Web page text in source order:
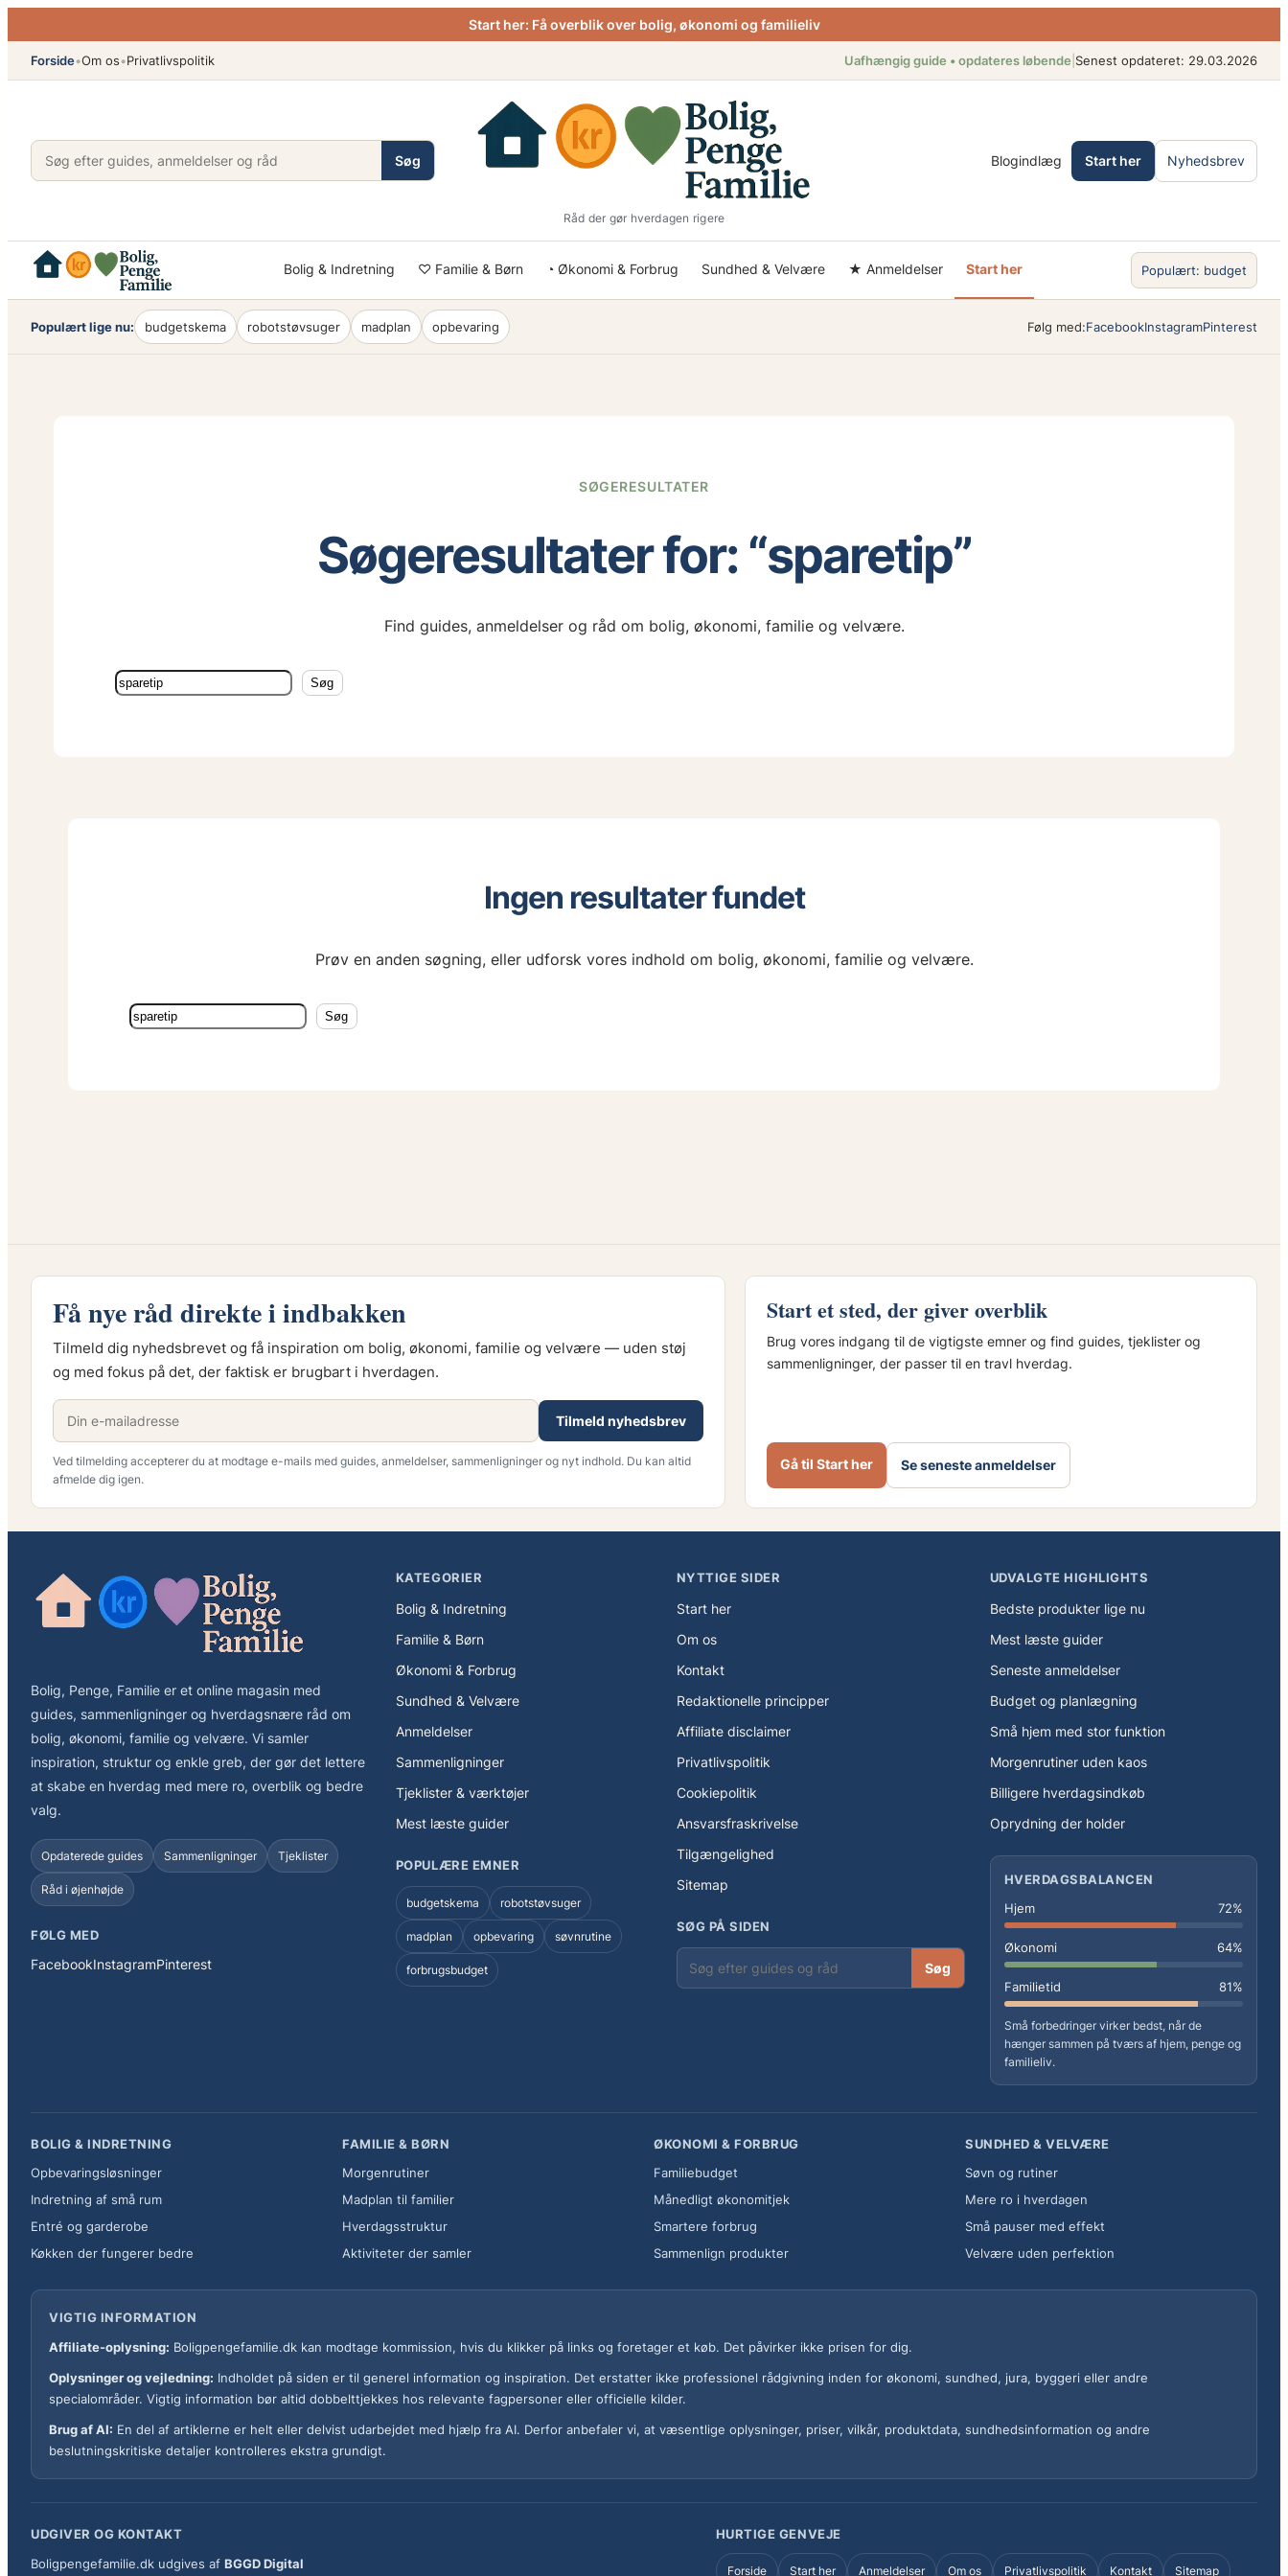
til
indhold
Start her: Få overblik over bolig, økonomi og familieliv
Forside•Om os•Privatlivspolitik Uafhængig guide • opdateres løbende Senest opdateret: 29.03.2026
Søg
Råd der gør hverdagen rigere
Blogindlæg Start her Nyhedsbrev
Bolig & Indretning ♡ Familie & Børn ◔ Økonomi & Forbrug Sundhed & Velvære ★ Anmeldelser Start her Populært: budget
Populært lige nu: budgetskema robotstøvsuger madplan opbevaring Følg med:FacebookInstagramPinterest
SØGERESULTATER
Søgeresultater for: “sparetip”
Find guides, anmeldelser og råd om bolig, økonomi, familie og velvære.
Søg Søg
Ingen resultater fundet
Prøv en anden søgning, eller udforsk vores indhold om bolig, økonomi, familie og velvære.
Søg Søg
Få nye råd direkte i indbakken
Tilmeld dig nyhedsbrevet og få inspiration om bolig, økonomi, familie og velvære — uden støj
og med fokus på det, der faktisk er brugbart i hverdagen.
Tilmeld nyhedsbrev
Ved tilmelding accepterer du at modtage e-mails med guides, anmeldelser, sammenligninger og nyt indhold. Du kan altid
afmelde dig igen.
Start et sted, der giver overblik
Brug vores indgang til de vigtigste emner og find guides, tjeklister og
sammenligninger, der passer til en travl hverdag.
Gå til Start her Se seneste anmeldelser
Bolig, Penge, Familie er et online magasin med
guides, sammenligninger og hverdagsnære råd om
bolig, økonomi, familie og velvære. Vi samler
inspiration, struktur og enkle greb, der gør det lettere
at skabe en hverdag med mere ro, overblik og bedre
valg.
Opdaterede guides Sammenligninger Tjeklister
Råd i øjenhøjde
FØLG MED
FacebookInstagramPinterest
KATEGORIER
Bolig & Indretning
Familie & Børn
Økonomi & Forbrug
Sundhed & Velvære
Anmeldelser
Sammenligninger
Tjeklister & værktøjer
Mest læste guider
POPULÆRE EMNER
budgetskema robotstøvsuger
madplan opbevaring søvnrutine
forbrugsbudget
NYTTIGE SIDER
Start her
Om os
Kontakt
Redaktionelle principper
Affiliate disclaimer
Privatlivspolitik
Cookiepolitik
Ansvarsfraskrivelse
Tilgængelighed
Sitemap
SØG PÅ SIDEN
Søg
UDVALGTE HIGHLIGHTS
Bedste produkter lige nu
Mest læste guider
Seneste anmeldelser
Budget og planlægning
Små hjem med stor funktion
Morgenrutiner uden kaos
Billigere hverdagsindkøb
Oprydning der holder
HVERDAGSBALANCEN
Hjem
72%
Økonomi 64%
Familietid 81%
Små forbedringer virker bedst, når de
hænger sammen på tværs af hjem, penge og
familieliv.
BOLIG & INDRETNING
Opbevaringsløsninger
Indretning af små rum
Entré og garderobe
Køkken der fungerer bedre
FAMILIE & BØRN
Morgenrutiner
Madplan til familier
Hverdagsstruktur
Aktiviteter der samler
ØKONOMI & FORBRUG
Familiebudget
Månedligt økonomitjek
Smartere forbrug
Sammenlign produkter
SUNDHED & VELVÆRE
Søvn og rutiner
Mere ro i hverdagen
Små pauser med effekt
Velvære uden perfektion
VIGTIG INFORMATION
Affiliate-oplysning: Boligpengefamilie.dk kan modtage kommission, hvis du klikker på links og foretager et køb. Det påvirker ikke prisen for dig.
Oplysninger og vejledning: Indholdet på siden er til generel information og inspiration. Det erstatter ikke professionel rådgivning inden for økonomi, sundhed, jura, byggeri eller andre
specialområder. Vigtig information bør altid dobbelttjekkes hos relevante fagpersoner eller officielle kilder.
Brug af AI: En del af artiklerne er helt eller delvist udarbejdet med hjælp fra AI. Derfor anbefaler vi, at væsentlige oplysninger, priser, vilkår, produktdata, sundhedsinformation og andre
beslutningskritiske detaljer kontrolleres ekstra grundigt.
UDGIVER OG KONTAKT
Boligpengefamilie.dk udgives af BGGD Digital
HURTIGE GENVEJE
Forside Start her Anmeldelser Om os Privatlivspolitik Kontakt Sitemap